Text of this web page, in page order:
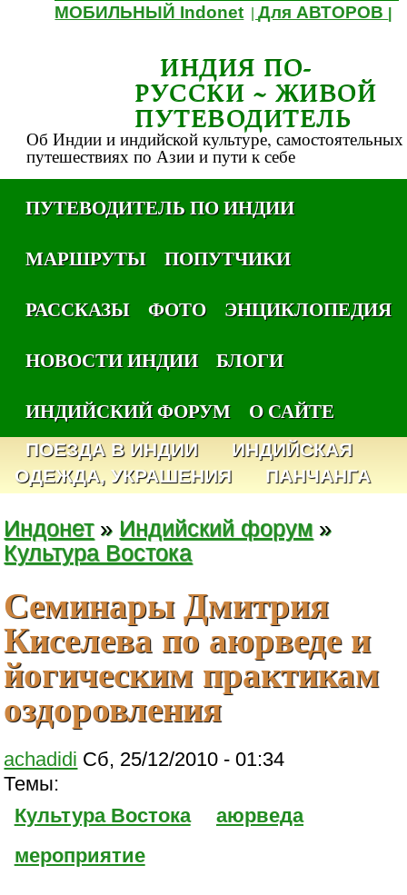
МОБИЛЬНЫЙ Indonet |Для АВТОРОВ
ИНДИЯ ПО-
РУССКИ ~ ЖИВОЙ
ПУТЕВОДИТЕЛЬ
Об Индии и индийской культуре, самостоятельных
путешествиях по Азии и пути к себе
ПУТЕВОДИТЕЛЬ ПО ИНДИИ
МАРШРУТЫ
ПОПУТЧИКИ
РАССКАЗЫ
ФОТО
ЭНЦИКЛОПЕДИЯ
НОВОСТИ ИНДИИ
БЛОГИ
ИНДИЙСКИЙ ФОРУМ
О САЙТЕ
ПОЕЗДА В ИНДИИ
ИНДИЙСКАЯ
ОДЕЖДА, УКРАШЕНИЯ
ПАНЧАНГА
Индонет» Индийский форум »
Культура Востока
Семинары Дмитрия
Киселева по аюрведе и
йогическим практикам
оздоровления
achadidi Сб, 25/12/2010 - 01:34
Темы:
Культура Востока
аюрведа
мероприятие